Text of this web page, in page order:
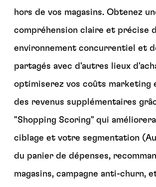
hors de vos magasins. Obtenez
compréhension claire et précise
environnement concurrentiel et
partagés avec d'autres lieux
optimiserez vos coûts marketing
des revenus supplémentaires
"Shopping Scoring" qui
ciblage et votre segmentation
du panier de dépenses,
magasins, campagne anti-churn,